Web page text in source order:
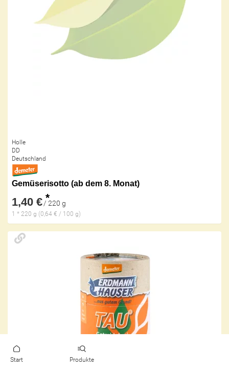
Holle
DD
Deutschland
Gemüserisotto (ab dem 8. Monat)
1,40 € *
/ 220 g
1 * 220 g (0,64 € / 100 g)
Start Produkte